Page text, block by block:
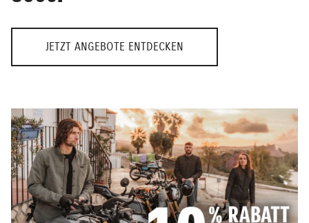
JETZT ANGEBOTE ENTDECKEN